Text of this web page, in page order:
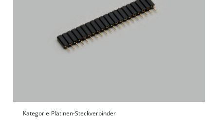
Kategorie Platinen-Steckverbinder